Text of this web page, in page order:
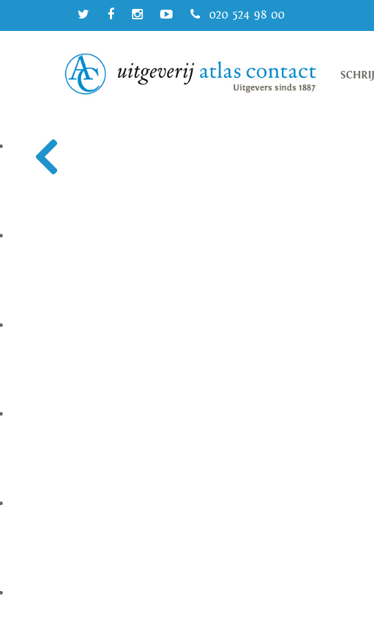
020 524 98 00
Mooie recensies voor ‘De correspondente’ van
De correspondente van Virginia Evans wordt mooi besproken in de